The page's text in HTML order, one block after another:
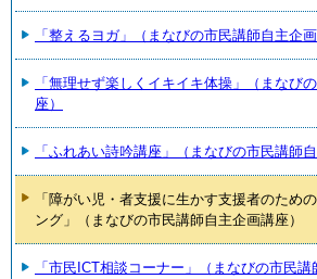
「整えるヨガ」（まなびの市民講師自主企画
「無理せず楽しくイキイキ体操」（まなび
座）
「ふれあい詩吟講座」（まなびの市民講師自
「障がい児・者支援に生かす支援者のため
ング」（まなびの市民講師自主企画講座）
「市民ICT相談コーナー」（まなびの市民講